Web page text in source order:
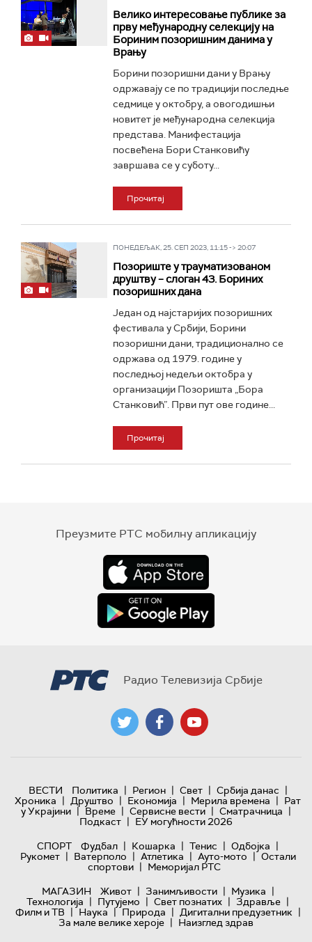
Велико интересовање публике за
прву међународну селекцију на
Бориним позоришним данима у
Врању
Борини позоришни дани у Врању
одржавају се по традицији последње
седмице у октобру, а овогодишњи
новитет је међународна селекција
представа. Манифестација
посвећена Бори Станковићу
завршава се у суботу...
Прочитај
ПОНЕДЕЉАК, 25. СЕП 2023, 11:15 -> 20:07
Позориште у трауматизованом
друштву – слоган 43. Бориних
позоришних дана
Један од најстаријих позоришних
фестивала у Србији, Борини
позоришни дани, традиционално се
одржава од 1979. године у
последњој недељи октобра у
организацији Позоришта „Бора
Станковић”. Први пут ове године...
Прочитај
Преузмите РТС мобилну апликацију
Радио Телевизија Србије
ВЕСТИ Политика | Регион | Свет | Србија данас |
Хроника | Друштво | Економија | Мерила времена | Рат
у Украјини | Време | Сервисне вести | Сматрачница |
Подкаст | ЕУ могућности 2026
СПОРТ
Фудбал | Кошарка | Тенис | Одбојка |
Рукомет | Ватерполо | Атлетика | Ауто-мото | Остали
спортови | Меморијал РТС
МАГАЗИН
Живот | Занимљивости | Музика |
Технологијa | Путујемо | Свет познатих | Здравље |
Филм и ТВ | Наука | Природа | Дигитални предузетник |
За мале велике хероје | Наизглед здрав